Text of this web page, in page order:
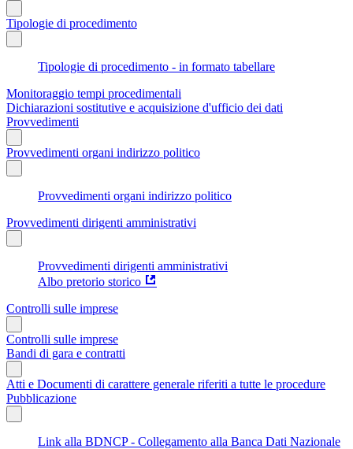
Tipologie di procedimento
Tipologie di procedimento - in formato tabellare
Monitoraggio tempi procedimentali
Dichiarazioni sostitutive e acquisizione d'ufficio dei dati
Provvedimenti
Provvedimenti organi indirizzo politico
Provvedimenti organi indirizzo politico
Provvedimenti dirigenti amministrativi
Provvedimenti dirigenti amministrativi
Albo pretorio storico
Controlli sulle imprese
Controlli sulle imprese
Bandi di gara e contratti
Atti e Documenti di carattere generale riferiti a tutte le procedure
Pubblicazione
Link alla BDNCP - Collegamento alla Banca Dati Nazionale